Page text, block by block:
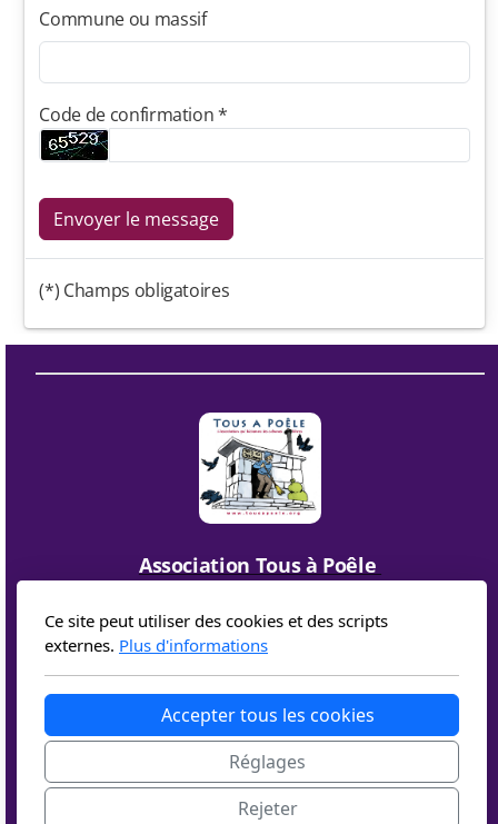
Commune ou massif
Code de confirmation *
Envoyer le message
(*) Champs obligatoires
Association Tous à Poêle
05300 EOURRES
Politique de confidentialité
Conditions d'utilisation
Ce site peut utiliser des cookies et des scripts
externes. Plus d'informations
Accepter tous les cookies
Réglages
Rejeter